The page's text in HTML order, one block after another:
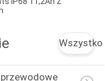
Wszystko